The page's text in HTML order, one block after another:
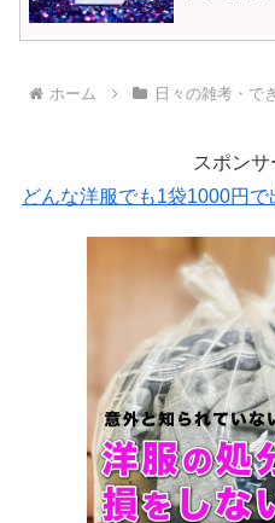
ホーム 日々の雑考・で
スポンサ
どんな洋服でも1袋1000円で